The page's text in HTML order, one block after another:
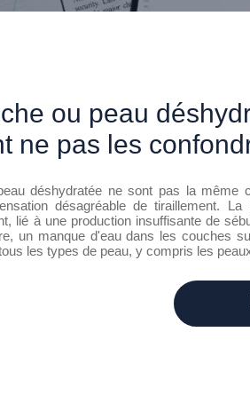
ne pas les
déshydratée ne sont pas la même
désagréable de tiraillement.
lié à une production insuffisante de
un manque d'eau dans les couches
les types de peau, y compris les